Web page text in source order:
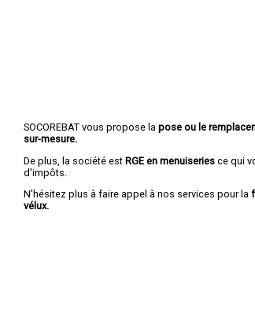
SOCOREBAT vous propose la pose ou le
sur-mesure.
De plus, la société est RGE en menuiseries ce qui
d'impôts.
N'hésitez plus à faire appel à nos services pour la
vélux.